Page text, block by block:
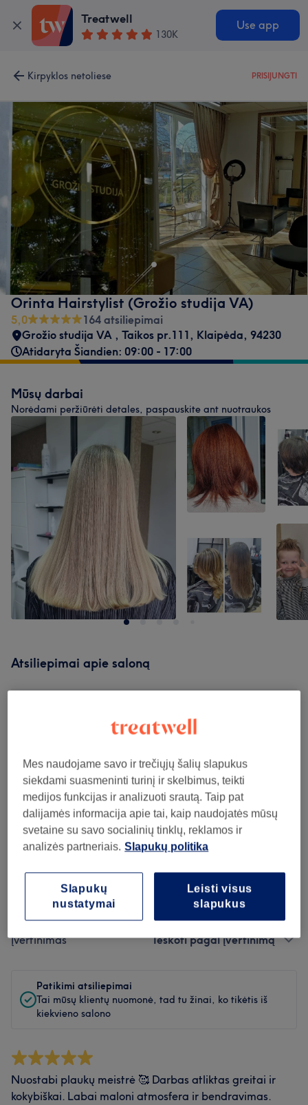
Treatwell
130K
Use app
Kirpyklos netoliese PRISIJUNGTI
Orinta Hairstylist (Grožio studija VA)
5,0
164 atsiliepimai
Grožio studija VA , Taikos pr.111, Klaipėda, 94230
Atidaryta Šiandien: 09:00 - 17:00
Mūsų darbai
Norėdami peržiūrėti detales, paspauskite ant nuotraukos
Atsiliepimai apie saloną
Atmosfera
Švara
Personalas
Atsiliepimų filtras
Įvertinimas Ieškoti pagal įvertinimą
Patikimi atsiliepimai
Tai mūsų klientų nuomonė, tad tu žinai, ko tikėtis iš
kiekvieno salono
Nuostabi plaukų meistrė 🥰 Darbas atliktas greitai ir
kokybiškai. Labai maloni atmosfera ir bendravimas.
Mes naudojame savo ir trečiųjų šalių slapukus
siekdami suasmeninti turinį ir skelbimus, teikti
medijos funkcijas ir analizuoti srautą. Taip pat
dalijamės informacija apie tai, kaip naudojatės mūsų
svetaine su savo socialinių tinklų, reklamos ir
analizės partneriais. Slapukų politika
Leisti visus
slapukus
Slapukų
nustatymai